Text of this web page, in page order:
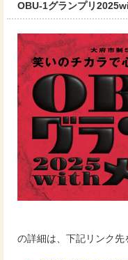
OBU-1グランプリ
の詳細は、下記リンク先